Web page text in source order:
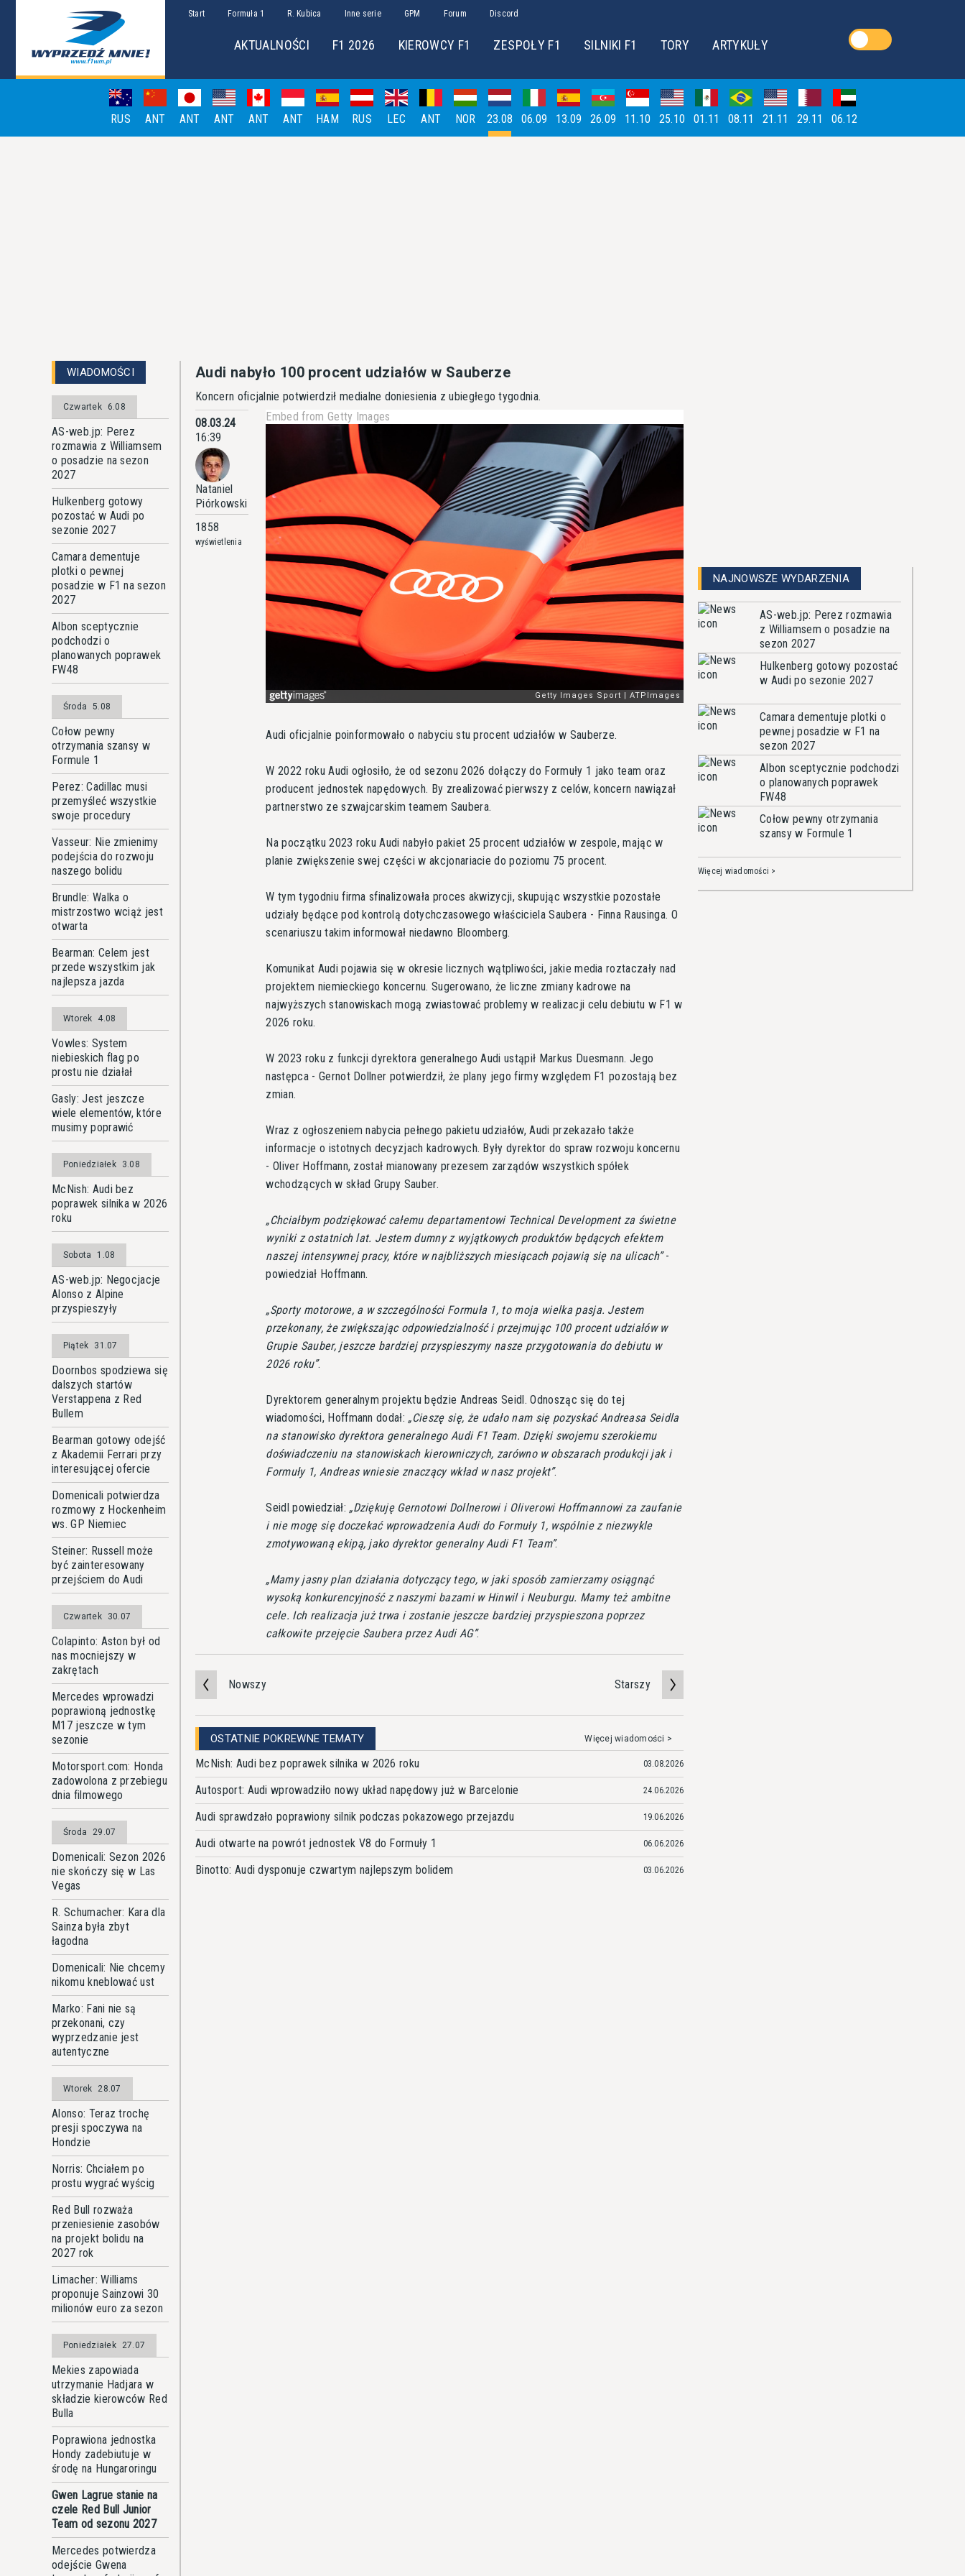
Start Formuła 1 R. Kubica Inne serie GPM Forum Discord
AKTUALNOŚCI F1 2026 KIEROWCY F1 ZESPOŁY F1 SILNIKI F1 TORY ARTYKUŁY
RUS ANT ANT ANT ANT ANT HAM RUS LEC ANT NOR 23.08 06.09 13.09 26.09 11.10 25.10 01.11 08.11 21.11 29.11 06.12
WIADOMOŚCI
Czwartek 6.08
AS-web.jp: Perez
rozmawia z Williamsem
o posadzie na sezon
2027
Hulkenberg gotowy
pozostać w Audi po
sezonie 2027
Camara dementuje
plotki o pewnej
posadzie w F1 na sezon
2027
Albon sceptycznie
podchodzi o
planowanych poprawek
FW48
Środa 5.08
Cołow pewny
otrzymania szansy w
Formule 1
Perez: Cadillac musi
przemyśleć wszystkie
swoje procedury
Vasseur: Nie zmienimy
podejścia do rozwoju
naszego bolidu
Brundle: Walka o
mistrzostwo wciąż jest
otwarta
Bearman: Celem jest
przede wszystkim jak
najlepsza jazda
Wtorek 4.08
Vowles: System
niebieskich flag po
prostu nie działał
Gasly: Jest jeszcze
wiele elementów, które
musimy poprawić
Poniedziałek 3.08
McNish: Audi bez
poprawek silnika w 2026
roku
Sobota 1.08
AS-web.jp: Negocjacje
Alonso z Alpine
przyspieszyły
Piątek 31.07
Doornbos spodziewa się
dalszych startów
Verstappena z Red
Bullem
Bearman gotowy odejść
z Akademii Ferrari przy
interesującej ofercie
Domenicali potwierdza
rozmowy z Hockenheim
ws. GP Niemiec
Steiner: Russell może
być zainteresowany
przejściem do Audi
Czwartek 30.07
Colapinto: Aston był od
nas mocniejszy w
zakrętach
Mercedes wprowadzi
poprawioną jednostkę
M17 jeszcze w tym
sezonie
Motorsport.com: Honda
zadowolona z przebiegu
dnia filmowego
Środa 29.07
Domenicali: Sezon 2026
nie skończy się w Las
Vegas
R. Schumacher: Kara dla
Sainza była zbyt
łagodna
Domenicali: Nie chcemy
nikomu kneblować ust
Marko: Fani nie są
przekonani, czy
wyprzedzanie jest
autentyczne
Wtorek 28.07
Alonso: Teraz trochę
presji spoczywa na
Hondzie
Norris: Chciałem po
prostu wygrać wyścig
Red Bull rozważa
przeniesienie zasobów
na projekt bolidu na
2027 rok
Limacher: Williams
proponuje Sainzowi 30
milionów euro za sezon
Poniedziałek 27.07
Mekies zapowiada
utrzymanie Hadjara w
składzie kierowców Red
Bulla
Poprawiona jednostka
Hondy zadebiutuje w
środę na Hungaroringu
Gwen Lagrue stanie na
czele Red Bull Junior
Team od sezonu 2027
Mercedes potwierdza
odejście Gwena
Audi nabyło 100 procent udziałów w Sauberze
Koncern oficjalnie potwierdził medialne doniesienia z ubiegłego tygodnia.
08.03.24
16:39
Nataniel
Piórkowski
1858
wyświetlenia
Embed from Getty Images
Audi oficjalnie poinformowało o nabyciu stu procent udziałów w Sauberze.
W 2022 roku Audi ogłosiło, że od sezonu 2026 dołączy do Formuły 1 jako team oraz
producent jednostek napędowych. By zrealizować pierwszy z celów, koncern nawiązał
partnerstwo ze szwajcarskim teamem Saubera.
Na początku 2023 roku Audi nabyło pakiet 25 procent udziałów w zespole, mając w
planie zwiększenie swej części w akcjonariacie do poziomu 75 procent.
W tym tygodniu firma sfinalizowała proces akwizycji, skupując wszystkie pozostałe
udziały będące pod kontrolą dotychczasowego właściciela Saubera - Finna Rausinga. O
scenariuszu takim informował niedawno Bloomberg.
Komunikat Audi pojawia się w okresie licznych wątpliwości, jakie media roztaczały nad
projektem niemieckiego koncernu. Sugerowano, że liczne zmiany kadrowe na
najwyższych stanowiskach mogą zwiastować problemy w realizacji celu debiutu w F1 w
2026 roku.
W 2023 roku z funkcji dyrektora generalnego Audi ustąpił Markus Duesmann. Jego
następca - Gernot Dollner potwierdził, że plany jego firmy względem F1 pozostają bez
zmian.
Wraz z ogłoszeniem nabycia pełnego pakietu udziałów, Audi przekazało także
informacje o istotnych decyzjach kadrowych. Były dyrektor do spraw rozwoju koncernu
- Oliver Hoffmann, został mianowany prezesem zarządów wszystkich spółek
wchodzących w skład Grupy Sauber.
Chciałbym podziękować całemu departamentowi Technical Development za świetne
wyniki z ostatnich lat. Jestem dumny z wyjątkowych produktów będących efektem
naszej intensywnej pracy, które w najbliższych miesiącach pojawią się na ulicach -
powiedział Hoffmann.
Sporty motorowe, a w szczególności Formuła 1, to moja wielka pasja. Jestem
przekonany, że zwiększając odpowiedzialność i przejmując 100 procent udziałów w
Grupie Sauber, jeszcze bardziej przyspieszymy nasze przygotowania do debiutu w
2026 roku .
Dyrektorem generalnym projektu będzie Andreas Seidl. Odnosząc się do tej
wiadomości, Hoffmann dodał:
Cieszę się, że udało nam się pozyskać Andreasa Seidla
na stanowisko dyrektora generalnego Audi F1 Team. Dzięki swojemu szerokiemu
doświadczeniu na stanowiskach kierowniczych, zarówno w obszarach produkcji jak i
Formuły 1, Andreas wniesie znaczący wkład w nasz projekt .
Seidl powiedział:
Dziękuję Gernotowi Dollnerowi i Oliverowi Hoffmannowi za zaufanie
i nie mogę się doczekać wprowadzenia Audi do Formuły 1, wspólnie z niezwykle
zmotywowaną ekipą, jako dyrektor generalny Audi F1 Team .
Mamy jasny plan działania dotyczący tego, w jaki sposób zamierzamy osiągnąć
wysoką konkurencyjność z naszymi bazami w Hinwil i Neuburgu. Mamy też ambitne
cele. Ich realizacja już trwa i zostanie jeszcze bardziej przyspieszona poprzez
całkowite przejęcie Saubera przez Audi AG .
Nowszy Starszy
OSTATNIE POKREWNE TEMATY Więcej wiadomości >
McNish: Audi bez poprawek silnika w 2026 roku 03.08.2026
Autosport: Audi wprowadziło nowy układ napędowy już w Barcelonie 24.06.2026
Audi sprawdzało poprawiony silnik podczas pokazowego przejazdu 19.06.2026
Audi otwarte na powrót jednostek V8 do Formuły 1 06.06.2026
Binotto: Audi dysponuje czwartym najlepszym bolidem 03.06.2026
NAJNOWSZE WYDARZENIA
AS-web.jp: Perez rozmawia
z Williamsem o posadzie na
sezon 2027
Hulkenberg gotowy pozostać
w Audi po sezonie 2027
Camara dementuje plotki o
pewnej posadzie w F1 na
sezon 2027
Albon sceptycznie podchodzi
o planowanych poprawek
FW48
Cołow pewny otrzymania
szansy w Formule 1
Więcej wiadomości >